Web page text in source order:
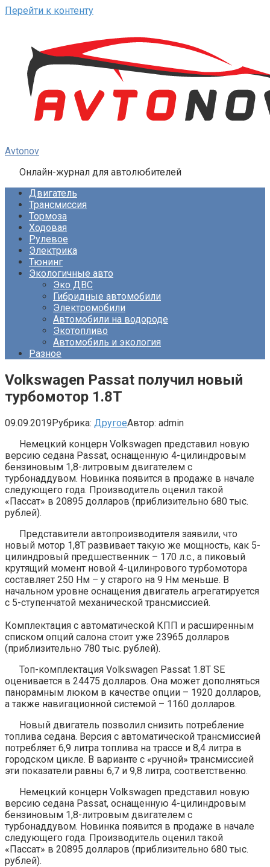
Перейти к контенту
Avtonov
Онлайн-журнал для автолюбителей
Двигатель
Трансмиссия
Тормоза
Ходовая
Рулевое
Электрика
Тюнинг
Экологичные авто
Эко ДВС
Гибридные автомобили
Электромобили
Автомобили на водороде
Экотопливо
Автомобиль и экология
Разное
Volkswagen Passat получил новый
турбомотор 1.8T
09.09.2019Рубрика: ДругоеАвтор: admin
Немецкий концерн Volkswagen представил новую
версию седана Passat, оснащенную 4-цилиндровым
бензиновым 1,8-литровым двигателем с
турбонаддувом. Новинка появится в продаже в начале
следующего года. Производитель оценил такой
«Пассат» в 20895 долларов (приблизительно 680 тыс.
рублей).
Представители автопроизводителя заявили, что
новый мотор 1,8T развивает такую же мощность, как 5-
цилиндровый предшественник – 170 л.с., а пиковый
крутящий момент новой 4-цилинрового турбомотора
составляет 250 Нм – у старого на 9 Нм меньше. В
начальном уровне оснащения двигатель агрегатируется
с 5-ступенчатой механической трансмиссией.
Комплектация с автоматической КПП и расширенным
списком опций салона стоит уже 23965 долларов
(приблизительно 780 тыс. рублей).
Топ-комплектация Volkswagen Passat 1.8T SE
оценивается в 24475 долларов. Она может дополняться
панорамным люком в качестве опции – 1920 долларов,
а также навигационной системой – 1160 долларов.
Новый двигатель позволил снизить потребление
топлива седана. Версия с автоматической трансмиссией
потребляет 6,9 литра топлива на трассе и 8,4 литра в
городском цикле. В варианте с «ручной» трансмиссией
эти показатели равны 6,7 и 9,8 литра, соответственно.
Немецкий концерн Volkswagen представил новую
версию седана Passat, оснащенную 4-цилиндровым
бензиновым 1,8-литровым двигателем с
турбонаддувом. Новинка появится в продаже в начале
следующего года. Производитель оценил такой
«Пассат» в 20895 долларов (приблизительно 680 тыс.
рублей).